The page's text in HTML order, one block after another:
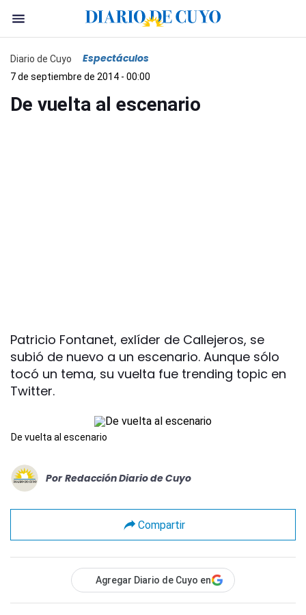
Diario de Cuyo Espectáculos
7 de septiembre de 2014 - 00:00
De vuelta al escenario
Patricio Fontanet, exlíder de Callejeros, se
subió de nuevo a un escenario. Aunque sólo
tocó un tema, su vuelta fue trending topic en
Twitter.
De vuelta al escenario
Por Redacción Diario de Cuyo
Compartir
Agregar Diario de Cuyo en